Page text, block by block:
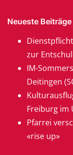
Neueste Beiträge
zur
IM-
Deitingen
Freiburg im
Pfarrei
«rise up»